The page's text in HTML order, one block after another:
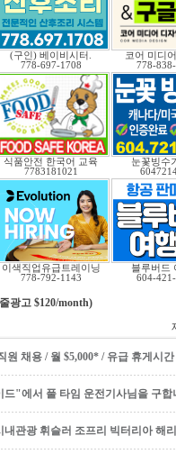
(구인) 베이비시터.
778-697-1708
코어 미디
778-
식품안전 한국어 교육
7783181021
눈꽃빙수
이색직업유급트레이닝
778-792-1143
블루버드
604-
광고 $120/month)
원 채용 / 월 $5,000* / 유급 휴게시
드"에서 풀 타임 운전기사님을 구합
내관광 휘슬러 조프리 빅터리아 해